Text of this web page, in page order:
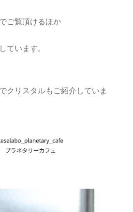
ご覧頂けるほか
ています。
クリスタルもご紹介していま